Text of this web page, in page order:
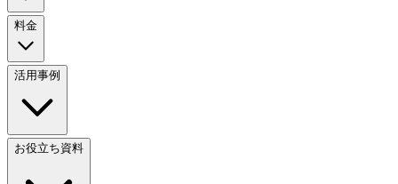
料金
活用事例
お役立ち資料